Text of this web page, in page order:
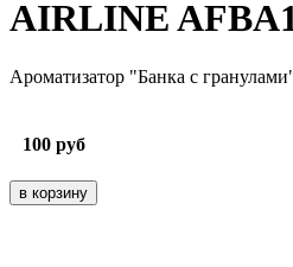
AIRLINE
Ароматизатор "Банка с
100 руб